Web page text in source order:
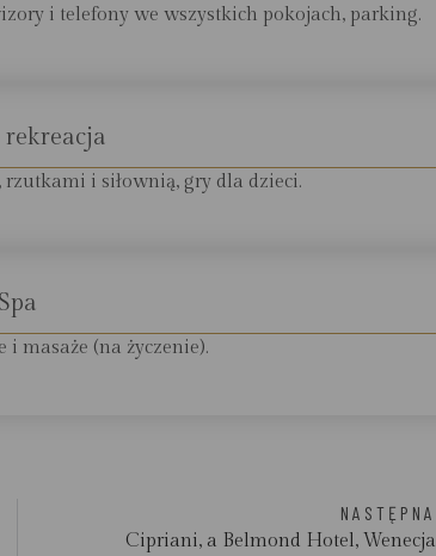
i telefony we wszystkich pokojach, parking.
i siłownią, gry dla dzieci.
Spa
i masaże (na życzenie).
NASTĘPNA
Cipriani, a Belmond Hotel, Wenecja